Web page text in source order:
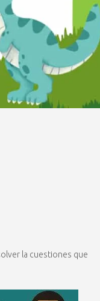
la cuestiones que